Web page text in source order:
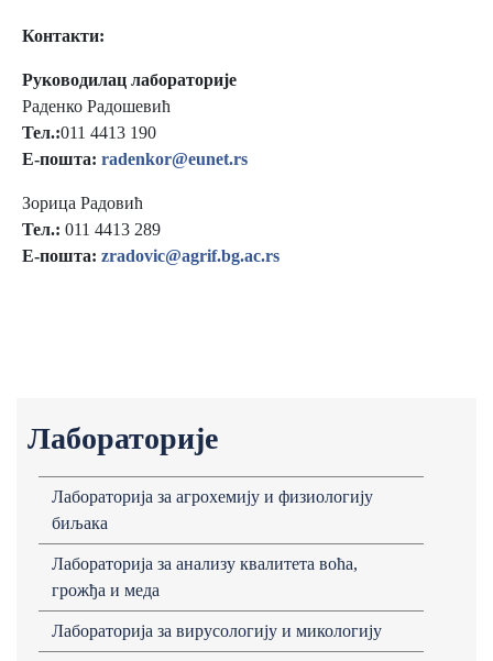
Лабораторије
Лабораторија за агрохемију и физиологију
биљака
Лaборaторијa зa aнaлизу квaлитетa воћa,
грожђa и медa
Лабораторија за вирусологију и микологију
Контакти:
Руководилац лабораторије
Раденко Радошевић
Тел.:011 4413 190
Е-пошта: radenkor@eunet.rs
Зорица Радовић
Тел.: 011 4413 289
Е-пошта: zradovic@agrif.bg.ac.rs